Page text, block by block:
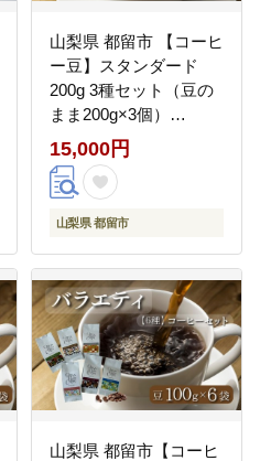
山梨県 都留市 【コーヒ
ー豆】スタンダード
200g 3種セット（豆の
まま200g×3個）
【OneNote Coffee
Roaster】｜煎りたて
コーヒー 直送 プレゼン
ー豆 珈琲 チョコレート
デザート フレーバー 旅
行 キャンプ アウトドア
ケーキ
15,000円
山梨県 都留市
山梨県 都留市【コーヒ